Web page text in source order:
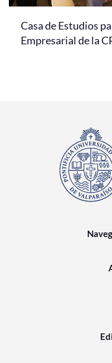
Casa de Estudios
Empresarial de la